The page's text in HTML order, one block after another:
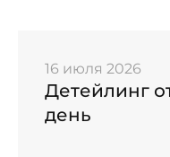
16 июля 2026
Детейлинг
день